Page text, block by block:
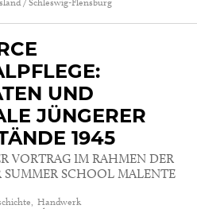
UND
JÜNGERER
1945
VORTRAG IM RAHMEN DER
SUMMER SCHOOL MALENTE
Handwerk